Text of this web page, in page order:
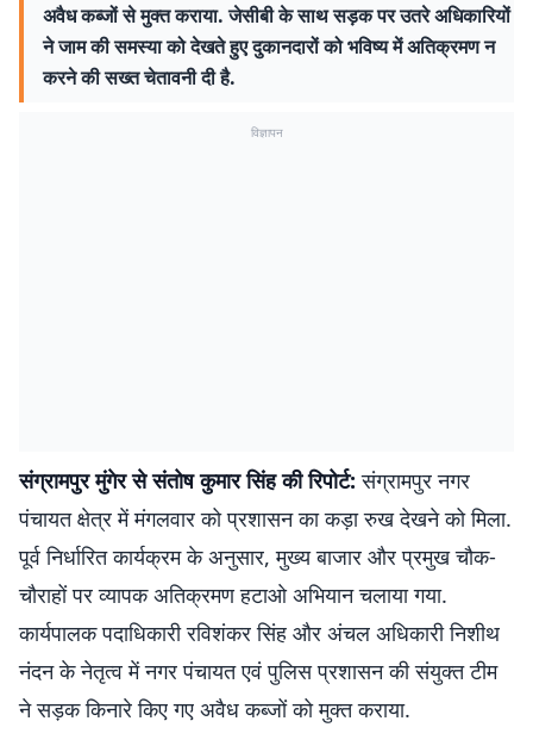
अवैध कब्जों से मुक्त कराया. जेसीबी के साथ सड़क पर उतरे अधिकारियों
ने जाम की समस्या को देखते हुए दुकानदारों को भविष्य में अतिक्रमण न
करने की सख्त चेतावनी दी है.
विज्ञापन
संग्रामपुर मुंगेर से संतोष कुमार सिंह की रिपोर्ट: संग्रामपुर नगर
पंचायत क्षेत्र में मंगलवार को प्रशासन का कड़ा रुख देखने को मिला.
पूर्व निर्धारित कार्यक्रम के अनुसार, मुख्य बाजार और प्रमुख चौक-
चौराहों पर व्यापक अतिक्रमण हटाओ अभियान चलाया गया.
कार्यपालक पदाधिकारी रविशंकर सिंह और अंचल अधिकारी निशीथ
नंदन के नेतृत्व में नगर पंचायत एवं पुलिस प्रशासन की संयुक्त टीम
ने सड़क किनारे किए गए अवैध कब्जों को मुक्त कराया.